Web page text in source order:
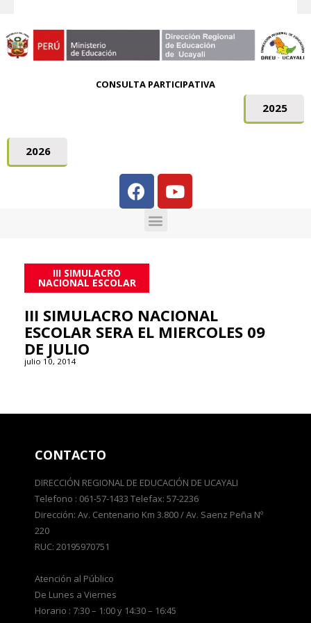
CONSULTA PARTICIPATIVA
2025
2026
III SIMULACRO
NACIONAL ESCOLAR
III SIMULACRO NACIONAL
ESCOLAR SERA EL MIERCOLES 09
DE JULIO
julio 10, 2014
CONTACTO
DIRECCIÓN REGIONAL DE EDUCACIÓN DE UCAYALI
Telefono : 061-57-1433 Telefax: 57-2236
Dirección: Av. Centenario Km 3.800 / Av. Saenz Peña Nº
220
RUC: 20195970751
Atención al Público
De Lunes a Viernes
Horario : 7:30 – 1:00 y 14:30 – 16:45